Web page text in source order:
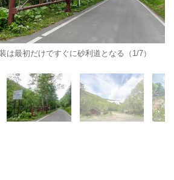
は最初だけですぐに砂利道となる（1/7）